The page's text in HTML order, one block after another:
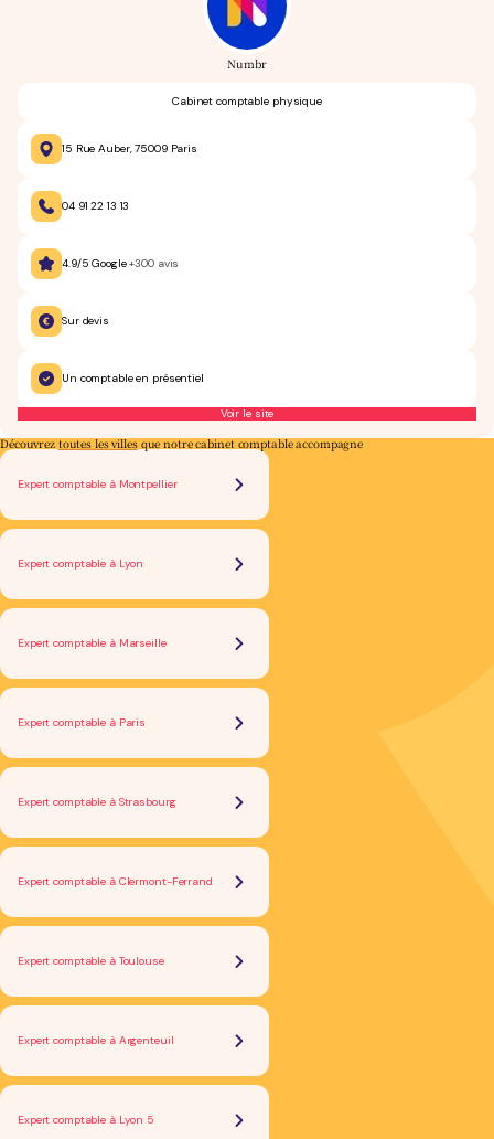
Numbr
Cabinet comptable physique
15 Rue Auber, 75009 Paris
04 91 22 13 13
4.9/5 Google+300 avis
Sur devis
Un comptable en présentiel
Voir le site
Découvreztoutes les villesque notre cabinet comptable accompagne
Expert comptable à Montpellier
Expert comptable à Lyon
Expert comptable à Marseille
Expert comptable à Paris
Expert comptable à Strasbourg
Expert comptable à Clermont-Ferrand
Expert comptable à Toulouse
Expert comptable à Argenteuil
Expert comptable à Lyon 5